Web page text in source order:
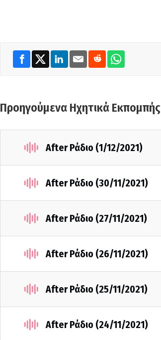
Προηγούμενα Ηχητικά Εκπομπής
After Ράδιο (1/12/2021)
After Ράδιο (30/11/2021)
After Ράδιο (27/11/2021)
After Ράδιο (26/11/2021)
After Ράδιο (25/11/2021)
After Ράδιο (24/11/2021)